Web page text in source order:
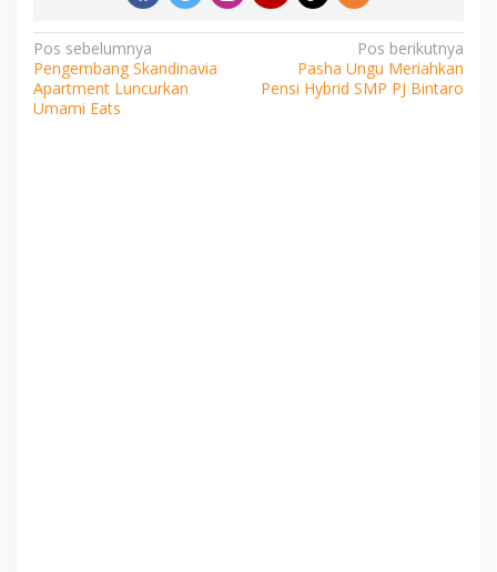
Navigasi
pos
Pos sebelumnya
Pengembang Skandinavia
Apartment Luncurkan
Umami Eats
Pos berikutnya
Pasha Ungu Meriahkan
Pensi Hybrid SMP PJ Bintaro